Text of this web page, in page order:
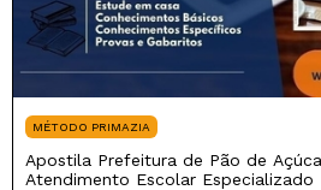
MÉTODO PRIMAZIA
Apostila Prefeitura de Pão de
Atendimento Escolar Especializado